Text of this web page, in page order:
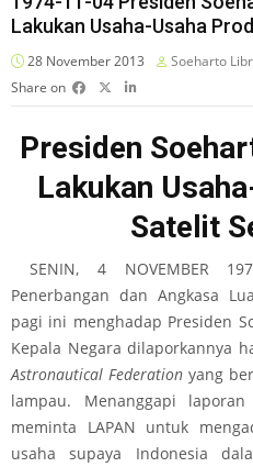
Lakukan Usaha-Usaha
28 November 2013 Soeharto
Share on
Presiden
Lakukan
Satelit
SENIN, 4 NOVEMBER
Penerbangan dan Angkasa
pagi ini menghadap Presiden
Kepala Negara dilaporkannya
Astronautical Federationyang
lampau. Menanggapi
meminta LAPAN untuk
usaha supaya Indonesia